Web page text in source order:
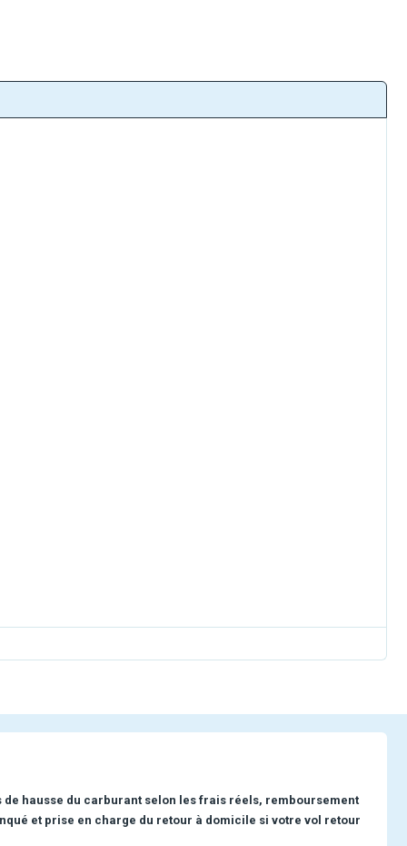
hausse du carburant selon les frais réels, remboursement
et prise en charge du retour à domicile si votre vol retour